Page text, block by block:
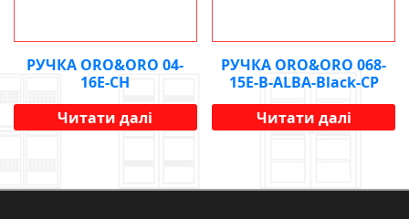
РУЧКА ORO&ORO 04-
16Е-СН
Читати далі
РУЧКА ORO&ORO 068-
15E-B-ALBA-Black-CP
Читати далі